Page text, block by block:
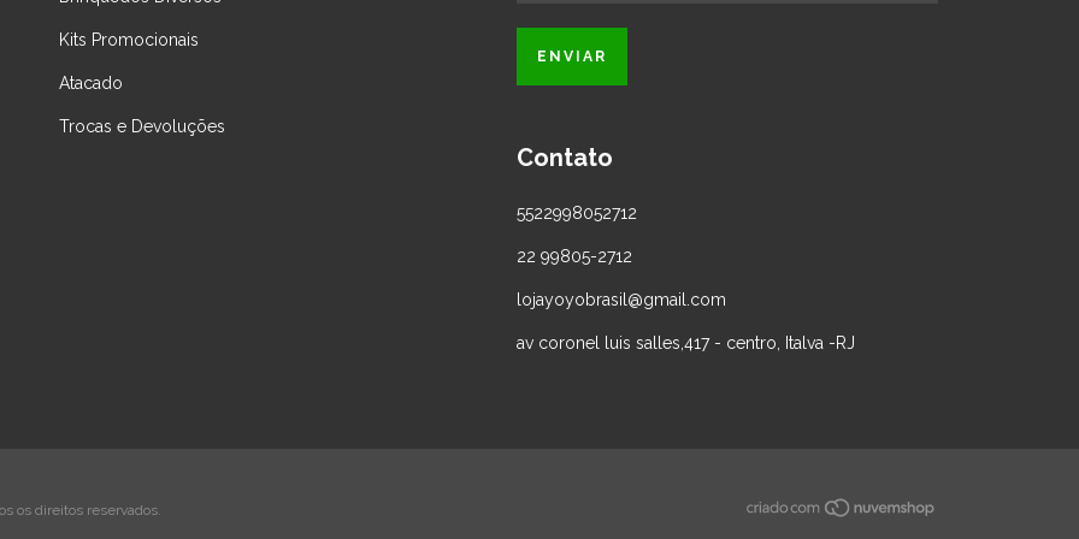
Kits Promocionais
Atacado
Trocas e Devoluções
Contato
5522998052712
22 99805-2712
lojayoyobrasil@gmail.com
av coronel luis salles,417 - centro, Italva -RJ
os direitos reservados.